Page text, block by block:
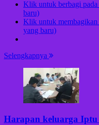
Klik untuk berbagi
baru)
Klik untuk
yang baru)
Selengkapnya
Harapan keluarga